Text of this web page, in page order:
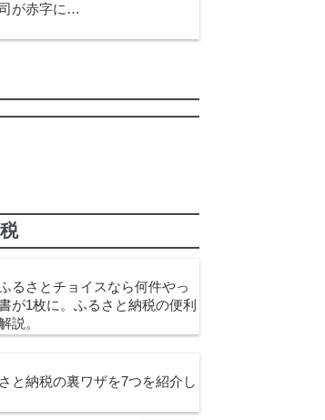
が赤字に…
ふるさとチョイスなら何件やっ
が1枚に。ふるさと納税の便利
説。
と納税の裏ワザを7つを紹介し